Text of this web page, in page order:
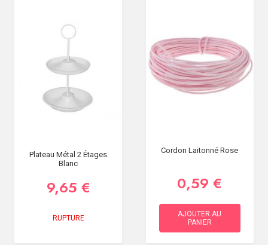
Plateau Métal 2 Étages
Blanc
9,65 €
RUPTURE
Cordon Laitonné Rose
0,59 €
AJOUTER AU
PANIER